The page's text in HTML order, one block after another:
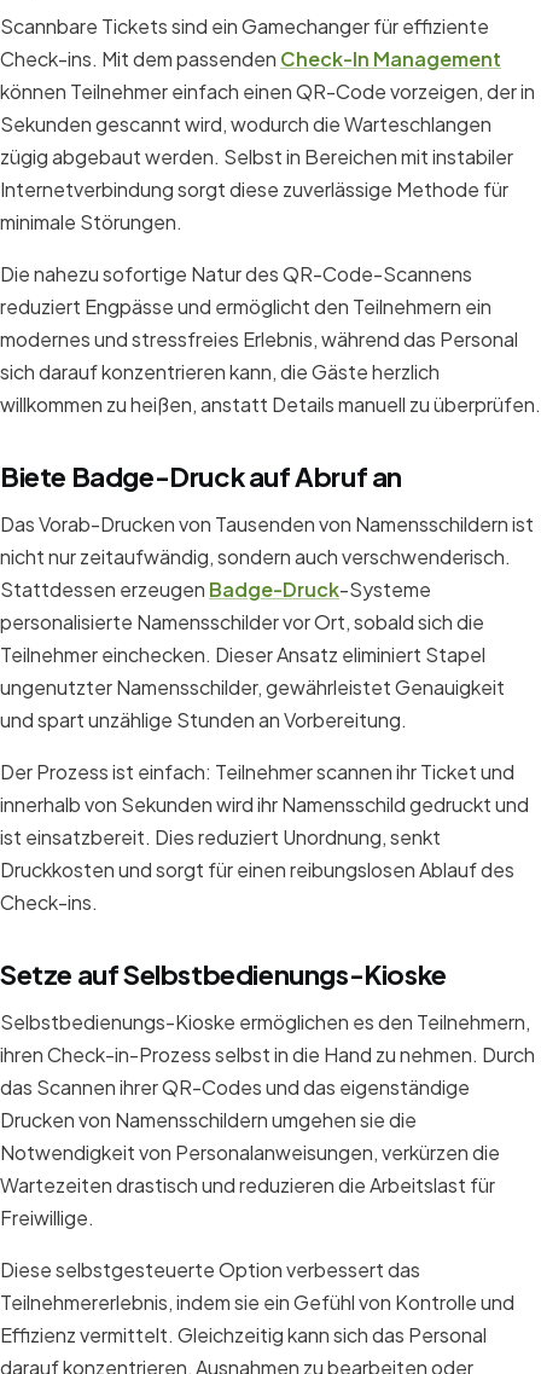
Scannbare Tickets sind ein Gamechanger für effiziente
Check-ins. Mit dem passenden Check-In Management
können Teilnehmer einfach einen QR-Code vorzeigen, der in
Sekunden gescannt wird, wodurch die Warteschlangen
zügig abgebaut werden. Selbst in Bereichen mit instabiler
Internetverbindung sorgt diese zuverlässige Methode für
minimale Störungen.
Die nahezu sofortige Natur des QR-Code-Scannens
reduziert Engpässe und ermöglicht den Teilnehmern ein
modernes und stressfreies Erlebnis, während das Personal
sich darauf konzentrieren kann, die Gäste herzlich
willkommen zu heißen, anstatt Details manuell zu überprüfen.
Biete Badge-Druck auf Abruf an
Das Vorab-Drucken von Tausenden von Namensschildern ist
nicht nur zeitaufwändig, sondern auch verschwenderisch.
Stattdessen erzeugen Badge-Druck-Systeme
personalisierte Namensschilder vor Ort, sobald sich die
Teilnehmer einchecken. Dieser Ansatz eliminiert Stapel
ungenutzter Namensschilder, gewährleistet Genauigkeit
und spart unzählige Stunden an Vorbereitung.
Der Prozess ist einfach: Teilnehmer scannen ihr Ticket und
innerhalb von Sekunden wird ihr Namensschild gedruckt und
ist einsatzbereit. Dies reduziert Unordnung, senkt
Druckkosten und sorgt für einen reibungslosen Ablauf des
Check-ins.
Setze auf Selbstbedienungs-Kioske
Selbstbedienungs-Kioske ermöglichen es den Teilnehmern,
ihren Check-in-Prozess selbst in die Hand zu nehmen. Durch
das Scannen ihrer QR-Codes und das eigenständige
Drucken von Namensschildern umgehen sie die
Notwendigkeit von Personalanweisungen, verkürzen die
Wartezeiten drastisch und reduzieren die Arbeitslast für
Freiwillige.
Diese selbstgesteuerte Option verbessert das
Teilnehmererlebnis, indem sie ein Gefühl von Kontrolle und
Effizienz vermittelt. Gleichzeitig kann sich das Personal
darauf konzentrieren, Ausnahmen zu bearbeiten oder